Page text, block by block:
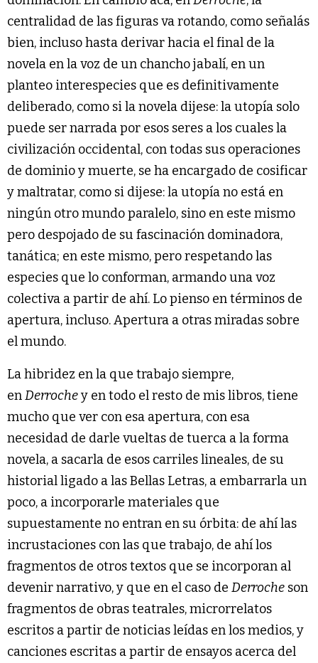
centralidad de las figuras va rotando, como señalás
bien, incluso hasta derivar hacia el final de la
novela en la voz de un chancho jabalí, en un
planteo interespecies que es definitivamente
deliberado, como si la novela dijese: la utopía solo
puede ser narrada por esos seres a los cuales la
civilización occidental, con todas sus operaciones
de dominio y muerte, se ha encargado de cosificar
y maltratar, como si dijese: la utopía no está en
ningún otro mundo paralelo, sino en este mismo
pero despojado de su fascinación dominadora,
tanática; en este mismo, pero respetando las
especies que lo conforman, armando una voz
colectiva a partir de ahí. Lo pienso en términos de
apertura, incluso. Apertura a otras miradas sobre
el mundo.
La hibridez en la que trabajo siempre,
enDerrochey en todo el resto de mis libros, tiene
mucho que ver con esa apertura, con esa
necesidad de darle vueltas de tuerca a la forma
novela, a sacarla de esos carriles lineales, de su
historial ligado a las Bellas Letras, a embarrarla un
poco, a incorporarle materiales que
supuestamente no entran en su órbita: de ahí las
incrustaciones con las que trabajo, de ahí los
fragmentos de otros textos que se incorporan al
devenir narrativo, y que en el caso de Derroche son
fragmentos de obras teatrales, microrrelatos
escritos a partir de noticias leídas en los medios, y
canciones escritas a partir de ensayos acerca del